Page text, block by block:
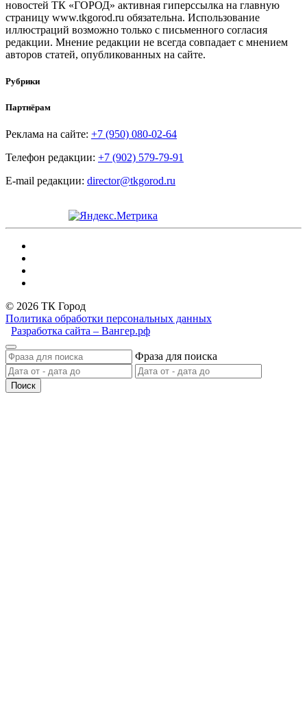
новостей ТК «ГОРОД» активная гиперссылка на главную
страницу www.tkgorod.ru обязательна. Использование
иллюстраций возможно только с письменного согласия
редакции. Мнение редакции не всегда совпадает с мнением
авторов статей, опубликованных на сайте.
Рубрики
Партнёрам
Реклама на сайте: +7 (950) 080-02-64
Телефон редакции: +7 (902) 579-79-91
E-mail редакции: director@tkgorod.ru
© 2026 ТК Город
Политика обработки персональных данных
Разработка сайта – Вангер.рф
Фраза для поиска
Поиск